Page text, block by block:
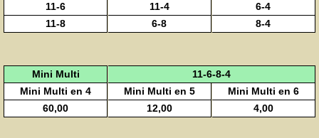
11-6
11-4
6-4
11-8
6-8 8-4
Mini Multi
11-6-8-4
Mini Multi en 4
Mini Multi en 5
Mini Multi en 6
60,00
12,00 4,00